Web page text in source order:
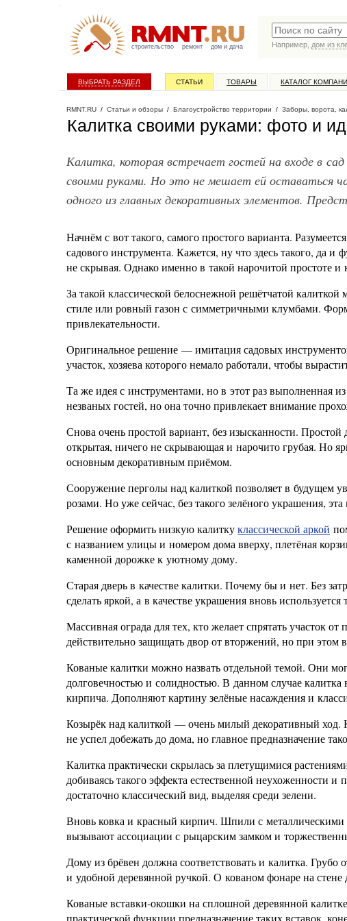
строительство ремонт дом и дача
Например, дом из
ВЫБРАТЬ РАЗДЕЛ СТАТЬИ ТОВАРЫ КАТАЛОГ
RMNT.RU / Статьи и обзоры / Благоустройство территории / Заборы, ворота,
Калитка своими руками: фото и
Калитка, которая встречает гостей на входе в
своими руками. Но это не мешает ей оставаться
одного из главных декоративных элементов.
Начнём с вот такого, самого простого варианта.
садового инструмента. Кажется, ну что здесь такого, да
не скрывая. Однако именно в такой нарочитой простоте и
За такой классической белоснежной решётчатой
стиле или ровный газон с симметричными клумбами.
привлекательности.
Оригинальное решение — имитация садовых
участок, хозяева которого немало работали, чтобы
Та же идея с инструментами, но в этот раз выполненная
незваных гостей, но она точно привлекает внимание
Снова очень простой вариант, без изысканности.
открытая, ничего не скрывающая и нарочито грубая. Но
основным декоративным приёмом.
Сооружение перголы над калиткой позволяет в будущем
розами. Но уже сейчас, без такого зелёного украшения,
Решение оформить низкую калиткуклассической аркой
с названием улицы и номером дома вверху, плетёная
каменной дорожке к уютному дому.
Старая дверь в качестве калитки. Почему бы и нет. Без
сделать яркой, а в качестве украшения вновь
Массивная ограда для тех, кто желает спрятать участок от
действительно защищать двор от вторжений, но при этом
Кованые калитки можно назвать отдельной темой. Они
долговечностью и солидностью. В данном случае калитка
кирпича. Дополняют картину зелёные насаждения и
Козырёк над калиткой — очень милый декоративный ход.
не успел добежать до дома, но главное предназначение
Калитка практически скрылась за плетущимися
добиваясь такого эффекта естественной неухоженности
достаточно классический вид, выделяя среди зелени.
Вновь ковка и красный кирпич. Шпили с
вызывают ассоциации с рыцарским замком и
Дому из брёвен должна соответствовать и калитка. Грубо
и удобной деревянной ручкой. О кованом фонаре на стене
Кованые вставки-окошки на сплошной деревянной
практической функции предназначение таких вставок,